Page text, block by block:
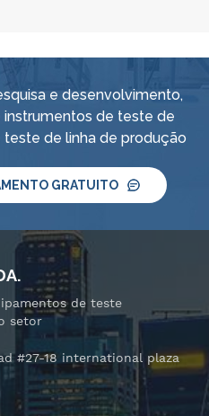
e desenvolvimento,
de teste de
de linha de produção
GRATUITO
de teste
setor
#27-18 international plaza